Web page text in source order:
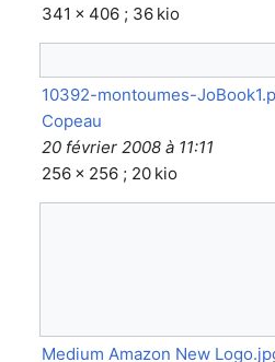
341 × 406 ; 36 kio
10392-montoumes-
Copeau
20 février 2008 à 11:11
256 × 256 ; 20 kio
Medium Amazon New